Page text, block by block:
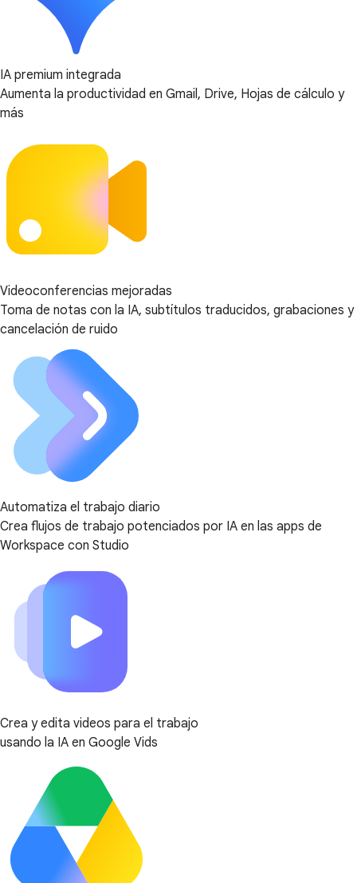
IA premium integrada
Aumenta la productividad en Gmail, Drive, Hojas de cálculo y
más
Videoconferencias mejoradas
Toma de notas con la IA, subtítulos traducidos, grabaciones y
cancelación de ruido
Automatiza el trabajo diario
Crea flujos de trabajo potenciados por IA en las apps de
Workspace con Studio
Crea y edita videos para el trabajo
usando la IA en Google Vids